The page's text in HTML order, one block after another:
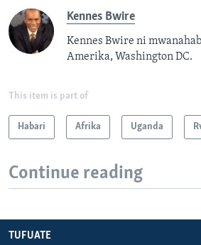
Kennes Bwire
Kennes Bwire ni
Amerika, Washington DC.
This item is part of
Habari Afrika Uganda
Continue reading
TUFUATE